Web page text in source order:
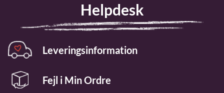
Helpdesk
Leveringsinformation
Fejl i Min Ordre